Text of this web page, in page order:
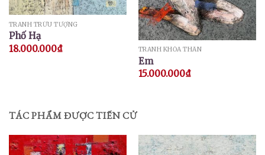
TRANH TRỪU TƯỢNG
Phố Hạ
18.000.000₫ TRANH KHỎA THÂN
Em
15.000.000₫
TÁC PHẨM ĐƯỢC TIẾN CỬ